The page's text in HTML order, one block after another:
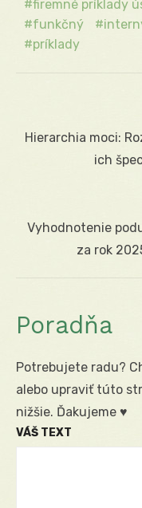
firemné príklady
funkčný
príklady
Navigácia
Previous
Hierarchia moci:
ich
Next
Vyhodnotenie
za rok
Poradňa
Potrebujete radu?
alebo upraviť túto
nižšie. Ďakujeme ♥
VÁŠ TEXT